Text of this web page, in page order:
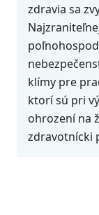
zdravia sa
klímy pre
ktorí sú pri
ohrození na
zdravotnícki